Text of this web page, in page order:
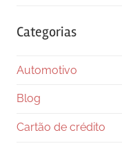
Categorias
Automotivo
Blog
Cartão de crédito